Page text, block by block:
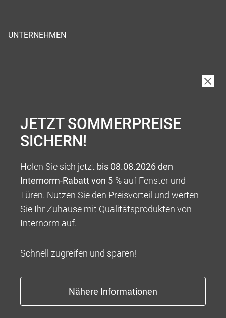
UNTERNEHMEN
LINKS
JETZT SOMMERPREISE
SICHERN!
Holen Sie sich jetzt bis 08.08.2026 den
Internorm-Rabatt von 5 % auf Fenster und
Türen. Nutzen Sie den Preisvorteil und werten
Sie Ihr Zuhause mit Qualitätsprodukten von
Internorm auf.
Schnell zugreifen und sparen!